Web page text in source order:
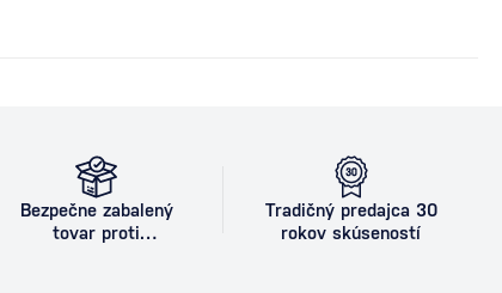
Bezpečne zabalený
tovar proti
Tradičný predajca 30
rokov skúseností